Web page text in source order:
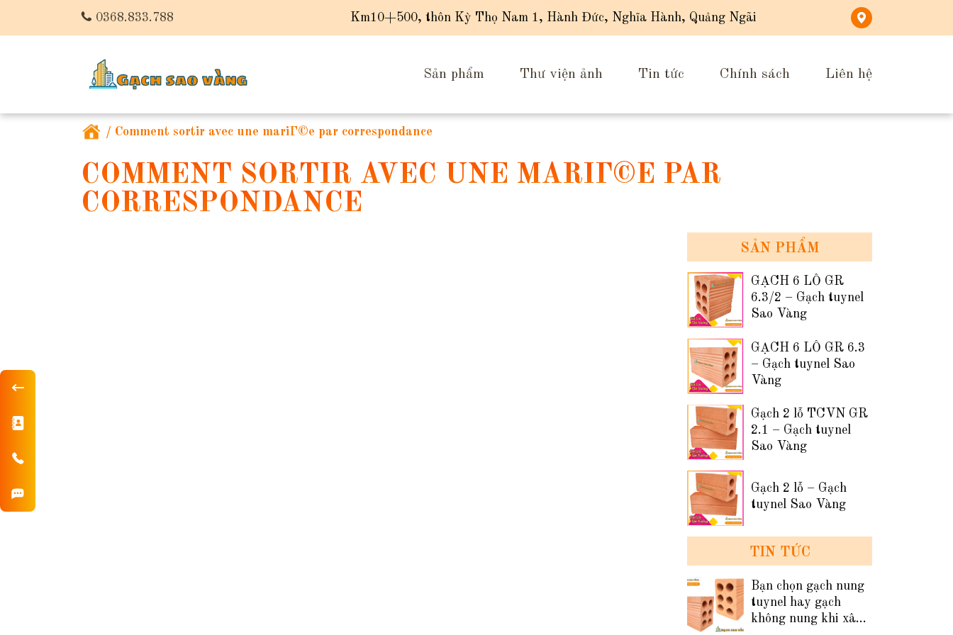
0368.833.788 Km10+500, thôn Kỳ Thọ Nam 1, Hành Đức, Nghĩa Hành, Quảng Ngãi
Sản phẩm Thư viện ảnh Tin tức Chính sách Liên hệ
/ Comment sortir avec une mariГ©e par correspondance
COMMENT SORTIR AVEC UNE MARIГ©E PAR
CORRESPONDANCE
SẢN PHẨM
GẠCH 6 LỖ GR
6.3/2 – Gạch tuynel
Sao Vàng
GẠCH 6 LỖ GR 6.3
– Gạch tuynel Sao
Vàng
Gạch 2 lỗ TCVN GR
2.1 – Gạch tuynel
Sao Vàng
Gạch 2 lỗ – Gạch
tuynel Sao Vàng
TIN TỨC
Bạn chọn gạch nung
tuynel hay gạch
không nung khi xây